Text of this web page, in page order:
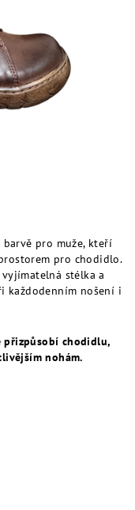
barvě pro muže, kteří
pro chodidlo.
stélka a
každodenním nošení i
přizpůsobí chodidlu,
nohám.